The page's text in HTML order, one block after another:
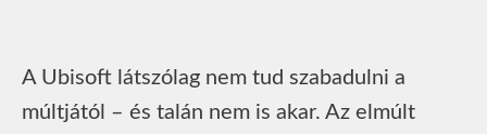
A Ubisoft látszólag nem tud szabadulni a
múltjától – és talán nem is akar. Az elmúlt